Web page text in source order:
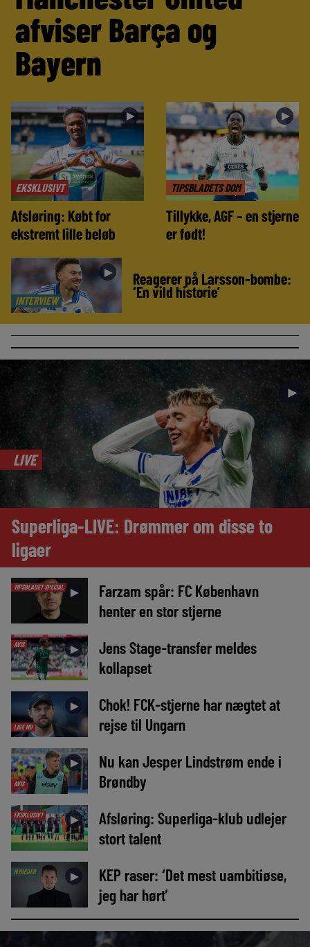
afviser Barça og
Bayern
EKSKLUSIVT
►
Afsløring: Købt for
ekstremt lille beløb
TIPSBLADETS DOM
►
Tillykke, AGF – en stjerne
er født!
INTERVIEW
► Reagerer på Larsson-bombe:
‘En vild historie’
►
LIVE
Superliga-LIVE: Drømmer om disse to
ligaer
TIPSBLADET SPECIAL ►
Farzam spår: FC København
henter en stor stjerne
AVIS ►
Jens Stage-transfer meldes
kollapset
LIGE NU
►
Chok! FCK-stjerne har nægtet at
rejse til Ungarn
AVIS
►
Nu kan Jesper Lindstrøm ende i
Brøndby
EKSKLUSIVT ►
Afsløring: Superliga-klub udlejer
stort talent
NYHEDER ►
KEP raser: ‘Det mest uambitiøse,
jeg har hørt’